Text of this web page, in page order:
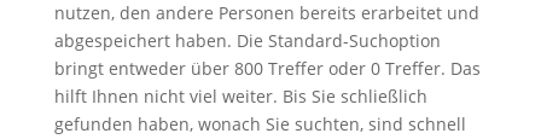
nutzen, den andere Personen bereits erarbeitet und
abgespeichert haben. Die Standard-Suchoption
bringt entweder über 800 Treffer oder 0 Treffer. Das
hilft Ihnen nicht viel weiter. Bis Sie schließlich
gefunden haben, wonach Sie suchten, sind schnell